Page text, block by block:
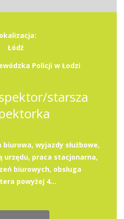
Łódź
Policji w Łodzi
starsza
wyjazdy służbowe,
urzędu, praca stacjonarna,
biurowych, obsługa
powyżej 4...